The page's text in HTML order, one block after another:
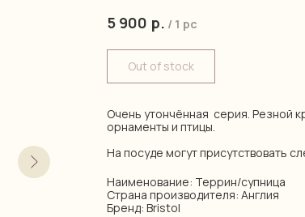
5 900 р. / 1 pc
Out of stock
Очень утончённая серия. Резной
орнаменты и птицы.
На посуде могут присутствовать
Наименование: Террин/супница
Страна производителя: Англия
Бренд: Bristol